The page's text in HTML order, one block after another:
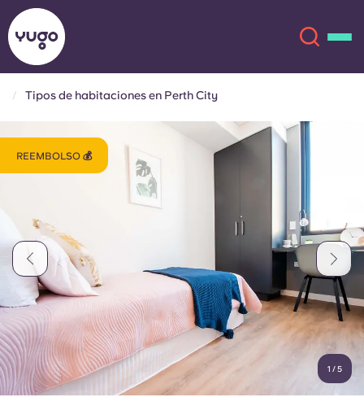
Ubicaciones
Más
Cuenta Idioma
English (GB)
Elige un país
Reserva ahora
English (US)
Español
Italian French
Portuguese
Tipos de habitaciones en Perth City
REEMBOLSO 💰
1 /5